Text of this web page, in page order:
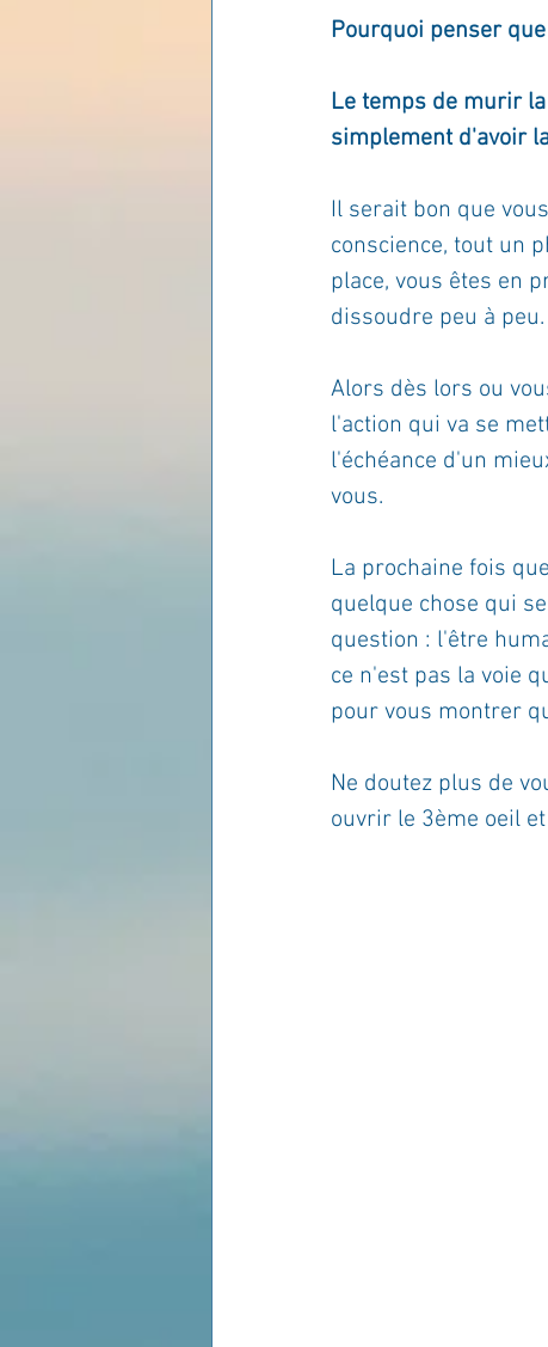
Pourquoi penser
Le temps de murir
simplement d'avoir
Il serait bon que
conscience, tout un
place, vous êtes en
dissoudre peu à peu.
Alors dès lors ou
l'action qui va se
l'échéance d'un
vous.
La prochaine fois
quelque chose qui
question : l'être
ce n'est pas la voie
pour vous montrer
Ne doutez plus de
ouvrir le 3ème oeil